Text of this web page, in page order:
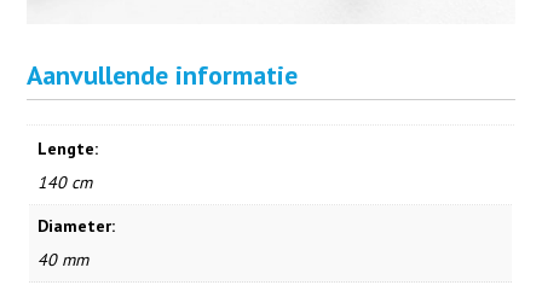
Aanvullende informatie
Lengte:
140 cm
Diameter:
40 mm